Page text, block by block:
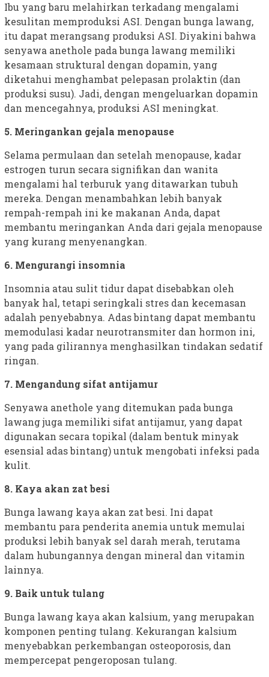
Ibu yang baru melahirkan terkadang mengalami
kesulitan memproduksi ASI. Dengan bunga lawang,
itu dapat merangsang produksi ASI. Diyakini bahwa
senyawa anethole pada bunga lawang memiliki
kesamaan struktural dengan dopamin, yang
diketahui menghambat pelepasan prolaktin (dan
produksi susu). Jadi, dengan mengeluarkan dopamin
dan mencegahnya, produksi ASI meningkat.
5. Meringankan gejala menopause
Selama permulaan dan setelah menopause, kadar
estrogen turun secara signifikan dan wanita
mengalami hal terburuk yang ditawarkan tubuh
mereka. Dengan menambahkan lebih banyak
rempah-rempah ini ke makanan Anda, dapat
membantu meringankan Anda dari gejala menopause
yang kurang menyenangkan.
6. Mengurangi insomnia
Insomnia atau sulit tidur dapat disebabkan oleh
banyak hal, tetapi seringkali stres dan kecemasan
adalah penyebabnya. Adas bintang dapat membantu
memodulasi kadar neurotransmiter dan hormon ini,
yang pada gilirannya menghasilkan tindakan sedatif
ringan.
7. Mengandung sifat antijamur
Senyawa anethole yang ditemukan pada bunga
lawang juga memiliki sifat antijamur, yang dapat
digunakan secara topikal (dalam bentuk minyak
esensial adas bintang) untuk mengobati infeksi pada
kulit.
8. Kaya akan zat besi
Bunga lawang kaya akan zat besi. Ini dapat
membantu para penderita anemia untuk memulai
produksi lebih banyak sel darah merah, terutama
dalam hubungannya dengan mineral dan vitamin
lainnya.
9. Baik untuk tulang
Bunga lawang kaya akan kalsium, yang merupakan
komponen penting tulang. Kekurangan kalsium
menyebabkan perkembangan osteoporosis, dan
mempercepat pengeroposan tulang.